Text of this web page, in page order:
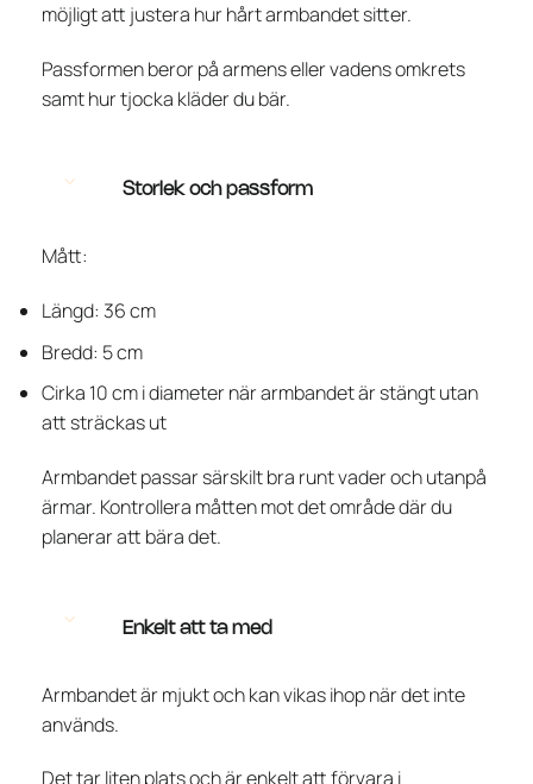
möjligt att justera hur hårt armbandet sitter.
Passformen beror på armens eller vadens omkrets
samt hur tjocka kläder du bär.
Storlek och passform
Mått:
Längd: 36 cm
Bredd: 5 cm
Cirka 10 cm i diameter när armbandet är stängt utan
att sträckas ut
Armbandet passar särskilt bra runt vader och utanpå
ärmar. Kontrollera måtten mot det område där du
planerar att bära det.
Enkelt att ta med
Armbandet är mjukt och kan vikas ihop när det inte
används.
Det tar liten plats och är enkelt att förvara i